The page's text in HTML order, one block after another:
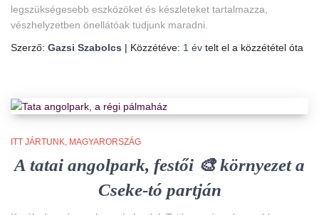
legszükségesebb eszközöket és készleteket tartalmazza,
vészhelyzetben önellátóak tudjunk maradni.
Szerző: Gazsi Szabolcs | Közzétéve: 1 év telt el a közzététel óta
ITT JÁRTUNK MAGYARORSZÁG
A tatai angolpark, festői 🎨 környezet a
Cseke-tó partján